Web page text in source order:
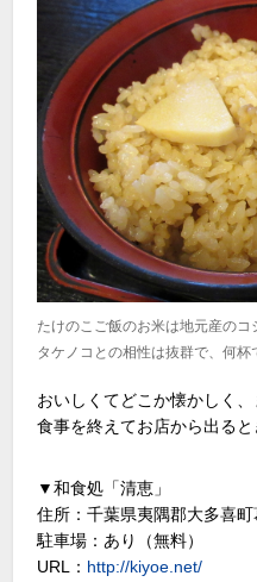
たけのこご飯のお米は地元産の
タケノコとの相性は抜群で、何杯
おいしくてどこか懐かしく
食事を終えてお店から出ると
▼和食処「清恵」
住所：千葉県夷隅郡大多喜
駐車場：あり（無料）
URL： http://kiyoe.net/